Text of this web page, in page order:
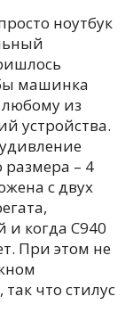
ноутбук
машинка
из
устройства.
– 4
с двух
и когда C940
При этом не
что стилус